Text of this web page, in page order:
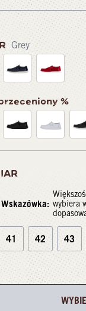
Grey
%
Wskazówka: wybiera
41 42 43